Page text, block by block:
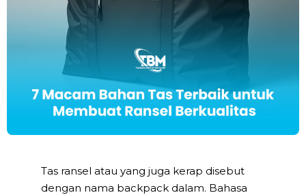
Tas ransel atau yang juga kerap disebut
dengan nama backpack dalam. Bahasa